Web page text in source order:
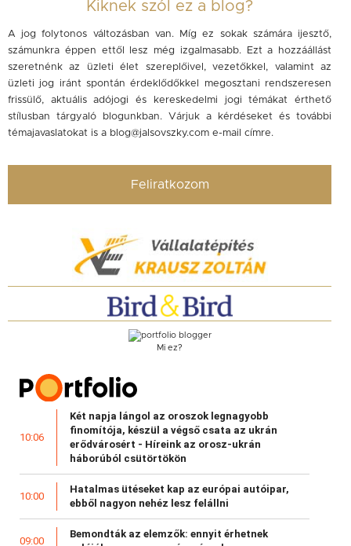
Kiknek szól ez a blog?
A jog folytonos változásban van. Míg ez sokak számára ijesztő,
számunkra éppen ettől lesz még izgalmasabb. Ezt a hozzáállást
szeretnénk az üzleti élet szereplőivel, vezetőkkel, valamint az
üzleti jog iránt spontán érdeklődőkkel megosztani rendszeresen
frissülő, aktuális adójogi és kereskedelmi jogi témákat érthető
stílusban tárgyaló blogunkban. Várjuk a kérdéseket és további
témajavaslatokat is a blog@jalsovszky.com e-mail címre.
Feliratkozom
Mi ez?
10:06
Két napja lángol az oroszok legnagyobb
finomítója, készül a végső csata az ukrán
erődvárosért - Híreink az orosz-ukrán
háborúból csütörtökön
10:00
Hatalmas ütéseket kap az európai autóipar,
ebből nagyon nehéz lesz felállni
09:00
Bemondták az elemzők: ennyit érhetnek